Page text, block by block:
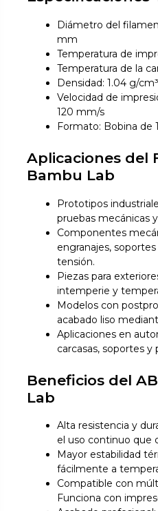
Diámetro del
mm
Temperatura de
Temperatura de la
Densidad: 1.04 g/cm³
Velocidad de
120 mm/s
Formato: Bobina de
Aplicaciones del
Bambu Lab
Prototipos
pruebas mecánicas
Componentes
engranajes,
tensión.
Piezas para
intemperie y
Modelos con
acabado liso
Aplicaciones en
carcasas, soportes y
Beneficios del
Lab
Alta resistencia y
el uso continuo que
Mayor estabilidad
fácilmente a
Compatible con
Funciona con